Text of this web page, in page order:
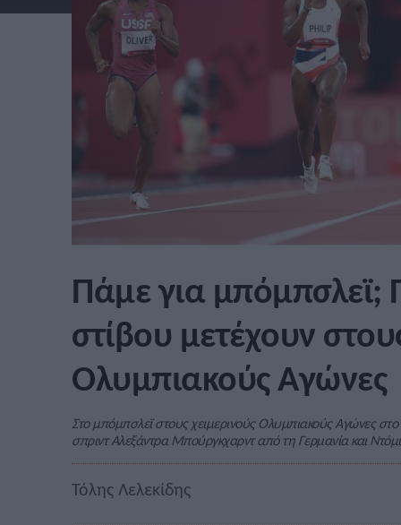
Πάμε για μπόμπσλεϊ;
στίβου μετέχουν
Ολυμπιακούς Αγώνες
Στο μπόμπσλεϊ στους χειμερινούς Ολυμπιακούς Αγώνες
σπριντ Αλεξάντρα Μπούργκχαρντ από τη Γερμανία και
Τόλης Λελεκίδης